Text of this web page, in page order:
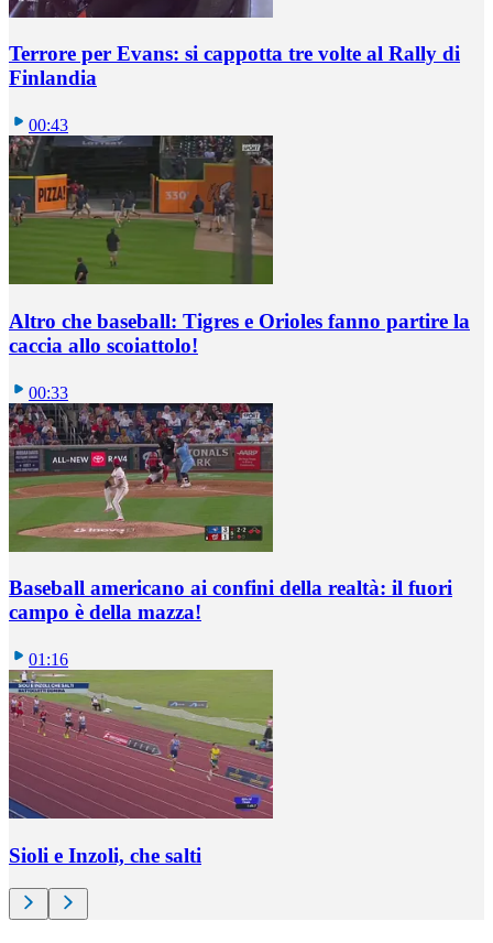
Terrore per Evans: si cappotta tre volte al Rally di
Finlandia
00:43
Altro che baseball: Tigres e Orioles fanno partire la
caccia allo scoiattolo!
00:33
Baseball americano ai confini della realtà: il fuori
campo è della mazza!
01:16
Sioli e Inzoli, che salti